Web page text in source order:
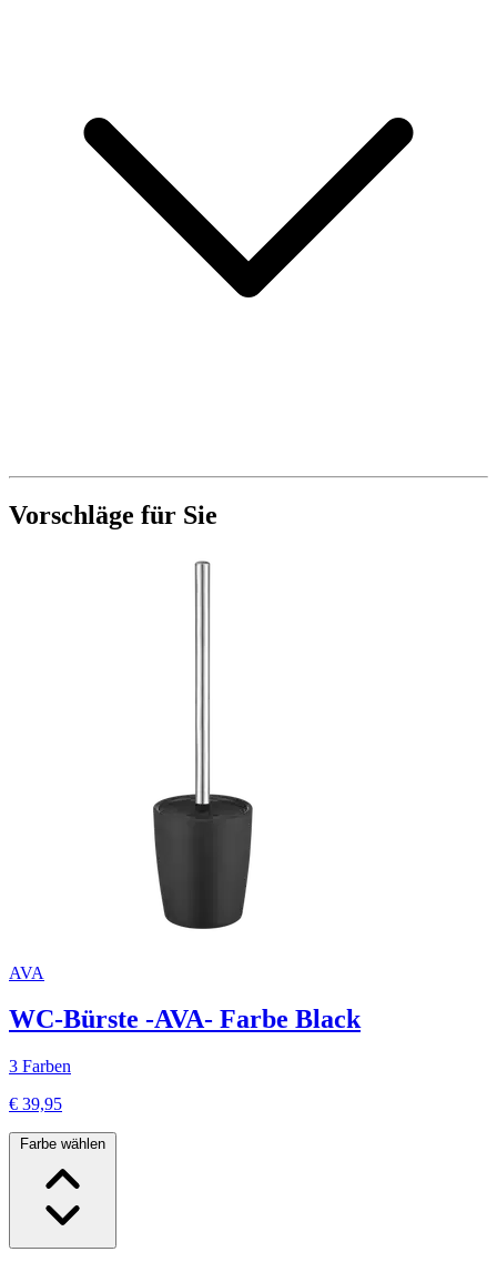
Vorschläge für Sie
AVA
WC-Bürste -AVA- Farbe Black
3 Farben
€ 39,95
Farbe wählen